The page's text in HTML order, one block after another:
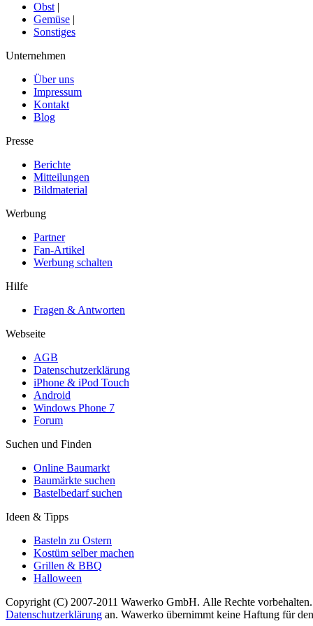
Obst |
Gemüse |
Sonstiges
Unternehmen
Über uns
Impressum
Kontakt
Blog
Presse
Berichte
Mitteilungen
Bildmaterial
Werbung
Partner
Fan-Artikel
Werbung schalten
Hilfe
Fragen & Antworten
Webseite
AGB
Datenschutzerklärung
iPhone & iPod Touch
Android
Windows Phone 7
Forum
Suchen und Finden
Online Baumarkt
Baumärkte suchen
Bastelbedarf suchen
Ideen & Tipps
Basteln zu Ostern
Kostüm selber machen
Grillen & BBQ
Halloween
Copyright (C) 2007-2011 Wawerko GmbH. Alle Rechte
Datenschutzerklärung an. Wawerko übernimmt keine Haftung für